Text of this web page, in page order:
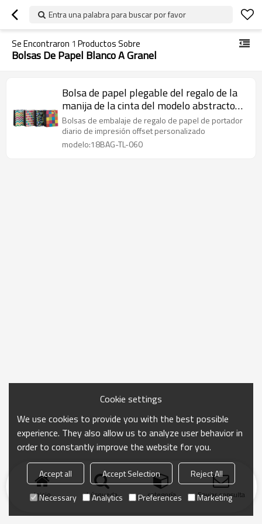
Entra una palabra para buscar por favor
Se Encontraron 1 Productos Sobre
Bolsas De Papel Blanco A Granel
Bolsa de papel plegable del regalo de la
manija de la cinta del modelo abstracto
de moda en el embalaje de la llave
Bolsas de embalaje de regalo de papel de portador
diario de impresión offset personalizado
modelo:18BAG-TL-060
Inicio búsqueda categoría Enviar consulta
Cookie settings
We use cookies to provide you with the best possible
experience. They also allow us to analyze user behavior in
order to constantly improve the website for you.
Accept all Accept Selection
Reject All
Necessary
Analytics Preferences Marketing